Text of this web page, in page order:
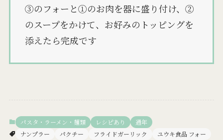
③のフォーと①のお肉を器に盛り付け、②
のスープをかけて、お好みのトッピングを
添えたら完成です
パスタ・ラーメン・麺類 レシピあり
通年
ナンプラー
パクチー フライドガーリック
ユウキ食品 フォー